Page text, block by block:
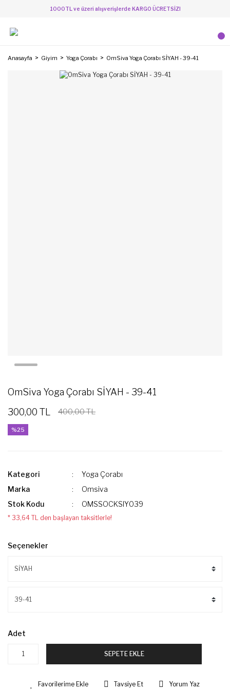
1000TL ve üzeri alışverişlerde KARGO ÜCRETSİZ!
Anasayfa Giyim Yoga Çorabı OmSiva Yoga Çorabı SİYAH - 39-41
OmSiva Yoga Çorabı SİYAH - 39-41
300,00 TL
400,00 TL
%25
Kategori
Yoga Çorabı
Marka
Omsiva
Stok Kodu
OMSSOCKSIY039
* 33,64 TL den başlayan taksitlerle!
Seçenekler
Adet
SEPETE EKLE
Tavsiye Et Yorum Yaz